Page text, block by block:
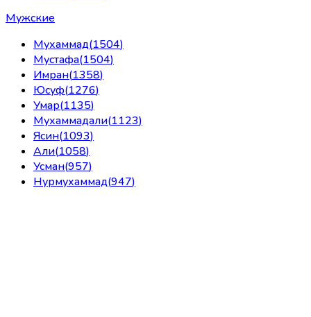
Мужские
Мухаммад(1504)
Мустафа(1504)
Имран(1358)
Юсуф(1276)
Умар(1135)
Мухаммадали(1123)
Ясин(1093)
Али(1058)
Усман(957)
Нурмухаммад(947)